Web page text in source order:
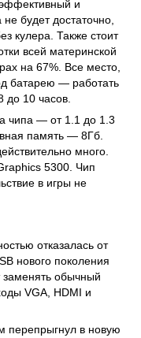
и
будет достаточно,
кулера. Также стоит
всей материнской
на 67%. Все место,
батарею — работать
до 10 часов.
чипа — от 1.1 до 1.3
память — 8Гб.
много.
5300. Чип
в игры не
отказалась от
нового поколения
обычный
VGA, HDMI и
перепрыгнул в новую